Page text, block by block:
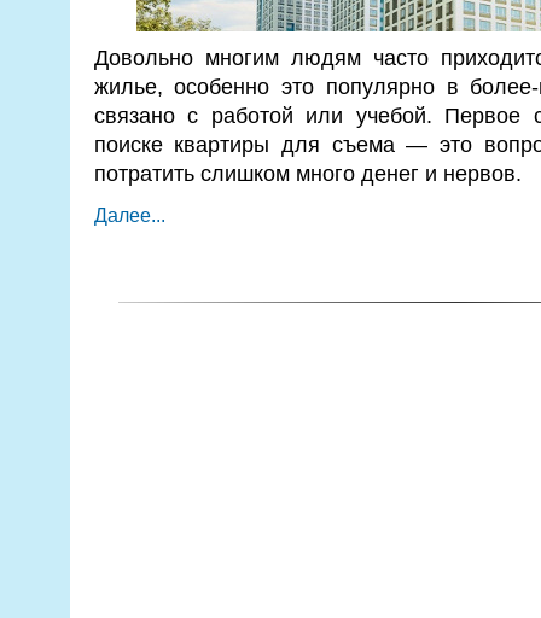
Довольно многим людям часто
жилье, особенно это популярно в
связано с работой или учебой. Первое
поиске квартиры для съема — это
потратить слишком много денег и нервов.
Далее...